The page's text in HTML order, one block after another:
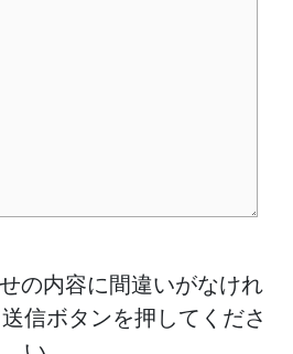
内容に間違いがなけれ
信ボタンを押してくださ